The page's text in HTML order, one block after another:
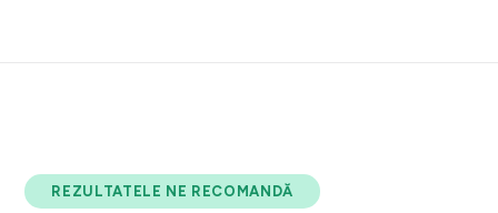
REZULTATELE NE RECOMANDĂ